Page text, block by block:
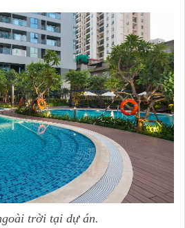
trời tại dự án.